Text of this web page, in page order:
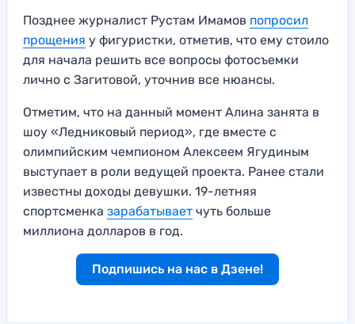
Позднее журналист Рустам Имамов попросил
прощения у фигуристки, отметив, что ему стоило
для начала решить все вопросы фотосъемки
лично с Загитовой, уточнив все нюансы.
Отметим, что на данный момент Алина занята в
шоу «Ледниковый период», где вместе с
олимпийским чемпионом Алексеем Ягудиным
выступает в роли ведущей проекта. Ранее стали
известны доходы девушки. 19-летняя
спортсменка зарабатывает чуть больше
миллиона долларов в год.
Подпишись на нас в Дзене!